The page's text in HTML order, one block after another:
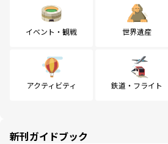
イベント・観戦 世界遺産
アクティビティ 鉄道・フライト
新刊ガイドブック